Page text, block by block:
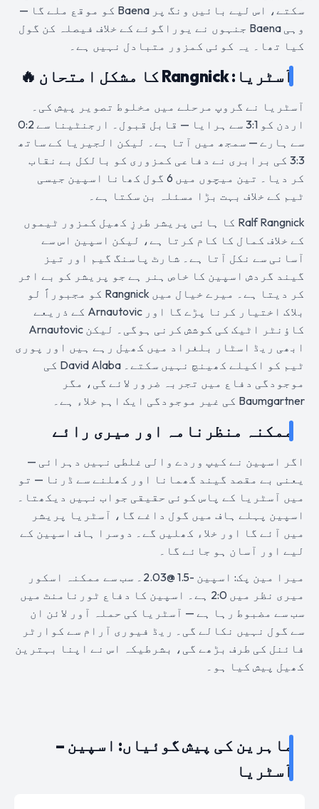
سکتے، اس لیے بائیں ونگ پر Baena کو موقع ملے گا —
وہی Baena جنہوں نے یوراگوئے کے خلاف فیصلہ کن گول
کیا تھا۔ یہ کوئی کمزور متبادل نہیں ہے۔
آسٹریا: Rangnick کا مشکل امتحان 🔥
آسٹریا نے گروپ مرحلے میں مخلوط تصویر پیش کی۔
اردن کو 3:1 سے ہرایا — قابل قبول۔ ارجنٹینا سے 0:2
سے ہارے — سمجھ میں آتا ہے۔ لیکن الجیریا کے ساتھ
3:3 کی برابری نے دفاعی کمزوری کو بالکل بے نقاب
کر دیا۔ تین میچوں میں 6 گول کھانا اسپین جیسی
ٹیم کے خلاف بہت بڑا مسئلہ بن سکتا ہے۔
Ralf Rangnick کا ہائی پریشر طرزِ کھیل کمزور ٹیموں
کے خلاف کمال کا کام کرتا ہے، لیکن اسپین اس سے
آسانی سے نکل آتا ہے۔ شارٹ پاسنگ گیم اور تیز
گیند گردش اسپین کا خاص ہنر ہے جو پریشر کو بے اثر
کر دیتا ہے۔ میرے خیال میں Rangnick کو مجبوراً لو
بلاک اختیار کرنا پڑے گا اور Arnautovic کے ذریعے
کاؤنٹر اٹیک کی کوشش کرنی ہوگی۔ لیکن Arnautovic
ابھی ریڈ اسٹار بلغراد میں کھیل رہے ہیں اور پوری
ٹیم کو اکیلے کھینچ نہیں سکتے۔ David Alaba کی
موجودگی دفاع میں تجربہ ضرور لائے گی، مگر
Baumgartner کی غیر موجودگی ایک اہم خلاء ہے۔
ممکنہ منظرنامہ اور میری رائے
اگر اسپین نے کیپ وردے والی غلطی نہیں دہرائی —
یعنی بے مقصد گیند گھمانا اور کھلنے سے ڈرنا — تو
میں آسٹریا کے پاس کوئی حقیقی جواب نہیں دیکھتا۔
اسپین پہلے ہاف میں گول داغے گا، آسٹریا پریشر
میں آئے گا اور خلاء کھلیں گے۔ دوسرا ہاف اسپین کے
لیے اور آسان ہو جائے گا۔
میرا مین پک: اسپین -1.5 @2.03۔ سب سے ممکنہ اسکور
میری نظر میں 2:0 ہے۔ اسپین کا دفاع ٹورنامنٹ میں
سب سے مضبوط رہا ہے — آسٹریا کی حملہ آور لائن ان
سے گول نہیں نکالے گی۔ ریڈ فیوری آرام سے کوارٹر
فائنل کی طرف بڑھے گی، بشرطیکہ اس نے اپنا بہترین
کھیل پیش کیا ہو۔
ماہرین کی پیش گوئیاں: اسپین –
آسٹریا